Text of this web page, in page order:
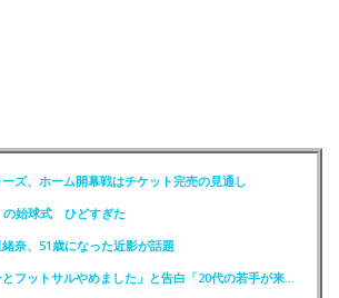
ーズ、ホーム開幕戦はチケット完売の見通し
の始球式 ひどすぎた
緒奈、51歳になった近影が話題
土田晃之「草サッカーとフットサルやめました」と告白「20代の若手が来るんです。つまんなくて」